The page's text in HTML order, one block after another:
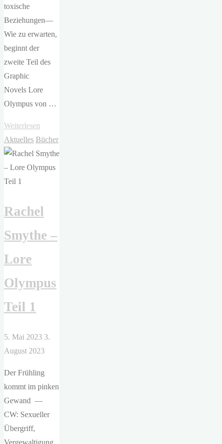
toxische
Beziehungen—
Wie zu erwarten,
beginnt der
zweite Teil des
Graphic
Novels Lore
Olympus von …
Weiterlesen
Smythe
–
Lore
2"
Aktuelles Bücher
Rachel
Smythe –
Lore
Olympus
Teil 1
5. Mai 2023 3.
August 2023
Der Frühling
kommt im pinken
Gewand —
CW: Sexueller
Übergriff,
Vergewaltigung